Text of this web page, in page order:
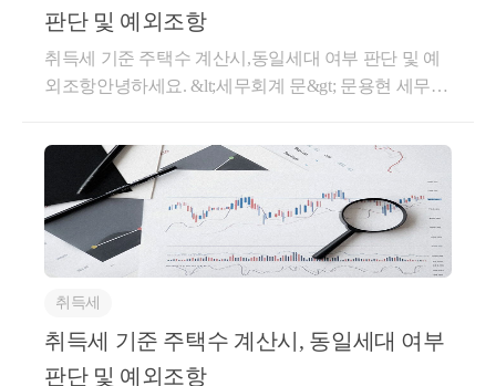
으로 하여 양도소득세를 결정하는 것이며 이 경우 ‘시
동법시행령 제49조 내지 제59조의 규정을 준용하여 평
가한 가액으로 하는 것임. *보다 구체적인 상담(양도세
청해주셔도 됩니다. 도움이 되셨길 바랍니다. 감사합
니다.
판단 및 예외조항
취득세 기준 주택수 계산시,동일세대 여부 판단 및 예
외조항안녕하세요. &lt;세무회계 문&gt; 문용현 세무사
니다. 이러한 취득세는 주택 취득자가 속한 세대원 전
체가 보유한 주택수를 기준으로 적용이 되는데요. 예
를 들어 아래 표와 같이, 1세대 2주택자가 조정지역에
서 3번째 주택을 취득할 경우에는 12%의 취득세율이
적용되며, 비조정지역에서 3번째 주택을 취득할 경우
8%의 취득세율이 적용됩니다.이처럼 취득세의 경우, 1
세대가 보유한 주택 수를 기준으로 취득세율이 적용됩
니다. 1세대란 주택을 취득하는 사람과 주민등록표에
취득세
취득세 기준 주택수 계산시, 동일세대 여부
판단 및 예외조항